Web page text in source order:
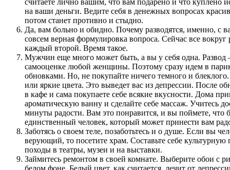
на ваши деньги. Ведите себя в денежных вопросах
потом станет противно и стыдно.
Да, вам больно и обидно. Почему разводятся, именно, с
совсем верная формулировка вопроса. Сейчас все вокруг
каждый второй. Время такое.
Мужчин еще много может быть, а вы у себя одна. Развод
самооценке любой женщины. Поэтому сразу идем в
обновками. Но, не покупайте ничего темного и
или яркие цвета. Это выведет вас из депрессии. После
в кафе и сама покупаете себе всякие вкусности. Дома
ароматическую ванну и сделайте себе массаж. Учитесь
минуты радости. Вам это понравится, и вы поймете, что
единственный человек, который может принести вам
Заботясь о своем теле, позаботьтесь и о душе. Если вы
верующий, то посетите храм. Составьте себе культурную
походы в театры, музеи и на выставки.
Займитесь ремонтом в своей комнате. Выберите обои с
белом фоне. Белый цвет, как считается, лечит от